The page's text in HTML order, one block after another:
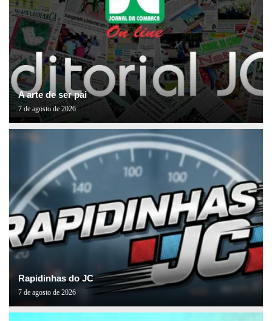
A arte de ser pai
7 de agosto de 2026
Rapidinhas do JC
7 de agosto de 2026